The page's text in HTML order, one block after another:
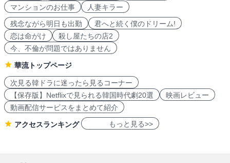
マンションのお仕事
人妻キラー
残念ながら明日も出勤
君へと続く僕のドリーム!
恋は命がけ
殺し屋たちの店2
今、不倫が問題ではありません
華流トップページ
次見る韓ドラに迷ったら見るコーナー
【保存版】Netflixで見られる韓国時代劇20選
映画レビュー
動画配信サービスをまとめて紹介
アクセスランキング もっと見る>>